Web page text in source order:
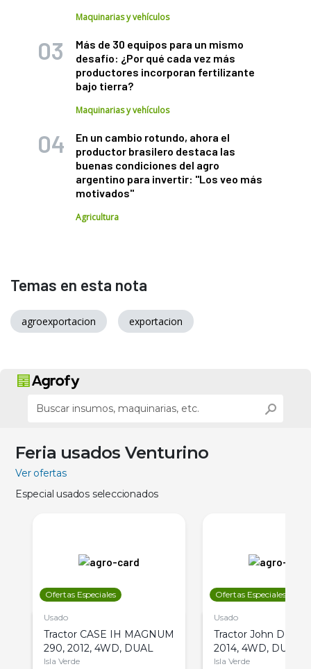
Maquinarias y vehículos
Más de 30 equipos para un mismo
desafío: ¿Por qué cada vez más
productores incorporan fertilizante
bajo tierra?
Maquinarias y vehículos
En un cambio rotundo, ahora el
productor brasilero destaca las
buenas condiciones del agro
argentino para invertir: "Los veo más
motivados"
Agricultura
Temas en esta nota
agroexportacion exportacion
Feria usados Venturino
Ver ofertas
Especial usados seleccionados
Ofertas Especiales
Usado
Tractor CASE IH MAGNUM
290, 2012, 4WD, DUAL
Isla Verde
Ofertas Especiales
Usado
Tractor John Deere
2014, 4WD, DUAL
Isla Verde